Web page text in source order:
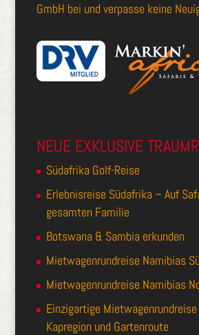
GmbH bei und verpasse keine
NEUE EXKLUSIVE
Südafrika Golf-Reise
Erlebnisreise Südafrika – Auf
gesamten Familie
Botswana & Sambia erkunden
Mietwagenrundreise Namibias
Mietwagenrundreise Namibias
Einzigartige
Kapregion und Gartenroute